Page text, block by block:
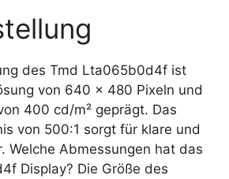
des Tmd Lta065b0d4f ist
von 640 x 480 Pixeln und
400 cd/m² geprägt. Das
von 500:1 sorgt für klare und
Welche Abmessungen hat das
Display? Die Größe des